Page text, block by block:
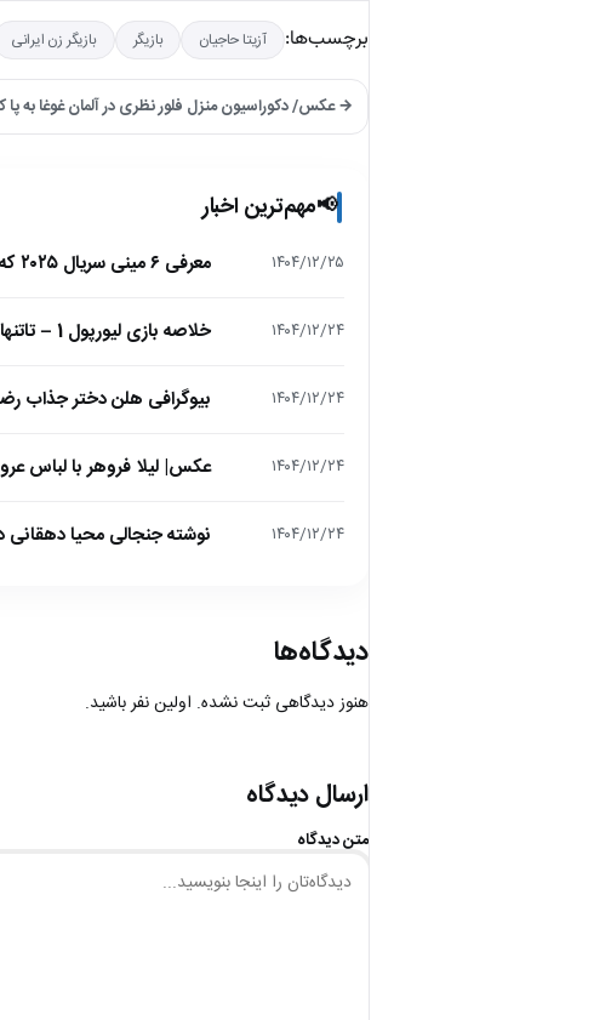
برچسب‌ها: آزیتا حاجیان بازیگر بازیگر زن ایرانی
→ عکس/ دکوراسیون منزل فلور نظری در آلمان غوغا به پا
📢مهم‌ترین اخبار
۱۴۰۴/۱۲/۲۵ معرفی ۶ مینی سریال ۲۰۲۵ که نباید از دست بدهید!
۱۴۰۴/۱۲/۲۴ خلاصه بازی لیورپول 1 – تاتنهام 1 (لیگ برتر انگلیس)
۱۴۰۴/۱۲/۲۴ بیوگرافی هلن دختر
۱۴۰۴/۱۲/۲۴ عکس| لیلا فروهر با لباس
۱۴۰۴/۱۲/۲۴ نوشته جنجالی محیا دهقانی
دیدگاه‌ها
هنوز دیدگاهی ثبت نشده. اولین نفر باشید.
ارسال دیدگاه
متن دیدگاه